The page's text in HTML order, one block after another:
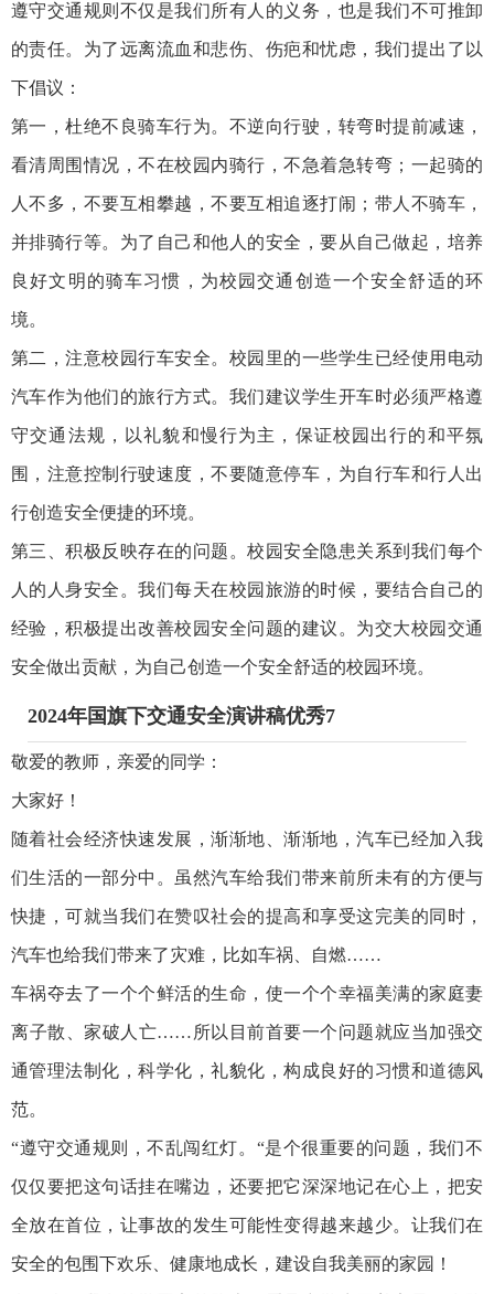
遵守交通规则不仅是我们所有人的义务，也是我们不可推卸
的责任。为了远离流血和悲伤、伤疤和忧虑，我们提出了以
下倡议：
第一，杜绝不良骑车行为。不逆向行驶，转弯时提前减速，
看清周围情况，不在校园内骑行，不急着急转弯；一起骑的
人不多，不要互相攀越，不要互相追逐打闹；带人不骑车，
并排骑行等。为了自己和他人的安全，要从自己做起，培养
良好文明的骑车习惯，为校园交通创造一个安全舒适的环
境。
第二，注意校园行车安全。校园里的一些学生已经使用电动
汽车作为他们的旅行方式。我们建议学生开车时必须严格遵
守交通法规，以礼貌和慢行为主，保证校园出行的和平氛
围，注意控制行驶速度，不要随意停车，为自行车和行人出
行创造安全便捷的环境。
第三、积极反映存在的问题。校园安全隐患关系到我们每个
人的人身安全。我们每天在校园旅游的时候，要结合自己的
经验，积极提出改善校园安全问题的建议。为交大校园交通
安全做出贡献，为自己创造一个安全舒适的校园环境。
2024年国旗下交通安全演讲稿优秀7
敬爱的教师，亲爱的同学：
大家好！
随着社会经济快速发展，渐渐地、渐渐地，汽车已经加入我
们生活的一部分中。虽然汽车给我们带来前所未有的方便与
快捷，可就当我们在赞叹社会的提高和享受这完美的同时，
汽车也给我们带来了灾难，比如车祸、自燃……
车祸夺去了一个个鲜活的生命，使一个个幸福美满的家庭妻
离子散、家破人亡……所以目前首要一个问题就应当加强交
通管理法制化，科学化，礼貌化，构成良好的习惯和道德风
范。
“遵守交通规则，不乱闯红灯。“是个很重要的问题，我们不
仅仅要把这句话挂在嘴边，还要把它深深地记在心上，把安
全放在首位，让事故的发生可能性变得越来越少。让我们在
安全的包围下欢乐、健康地成长，建设自我美丽的家园！